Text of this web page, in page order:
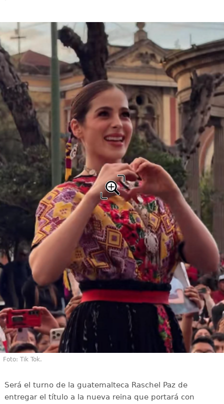
Foto: Tik Tok.
Será el turno de la guatemalteca Raschel Paz de
entregar el título a la nueva reina que portará con